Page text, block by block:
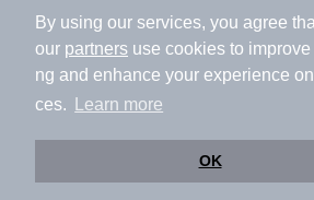
By using our services, you agree
our partners use cookies to
ng and enhance your experience
ces.
Learn more
OK
加盟店募集（資料請求）
広告
利用規約
ライフスタイル
特定商取引法に基づく表記
ヘ
運営会社